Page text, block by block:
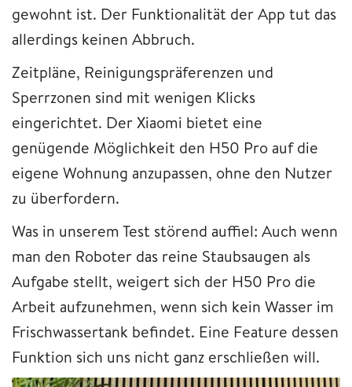
gewohnt ist. Der Funktionalität der App tut das
allerdings keinen Abbruch.
Zeitpläne, Reinigungspräferenzen und
Sperrzonen sind mit wenigen Klicks
eingerichtet. Der Xiaomi bietet eine
genügende Möglichkeit den H50 Pro auf die
eigene Wohnung anzupassen, ohne den Nutzer
zu überfordern.
Was in unserem Test störend auffiel: Auch wenn
man den Roboter das reine Staubsaugen als
Aufgabe stellt, weigert sich der H50 Pro die
Arbeit aufzunehmen, wenn sich kein Wasser im
Frischwassertank befindet. Eine Feature dessen
Funktion sich uns nicht ganz erschließen will.